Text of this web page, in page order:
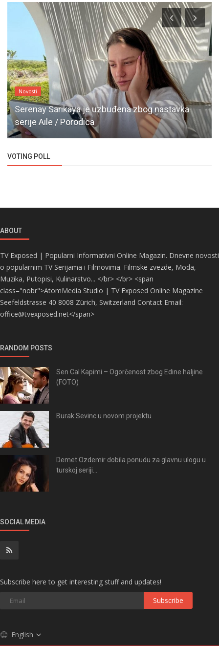
Novosti
Serenay Sarikaya je uzbuđena zbog nastavka
serije Aile / Porodica
VOTING POLL
ABOUT
TV Exposed | Popularni Informativni Online Magazin. Dnevne novosti
o popularnim TV Serijama i Filmovima. Filmske zvezde, Moda,
Muzika, Putopisi, Kulinarstvo... </br> </br> <span
class="nobr">AtomMedia Studio | TV Exposed Online Magazine
Seefeldstrasse 40 8008 Zürich, Switzerland Contact Email:
office@tvexposed.net</span>
RANDOM POSTS
Sen Cal Kapimi – Ogorčenost zbog Edine haljine
(FOTO)
Burak Sevinc u novom projektu
Demet Ozdemir dobila ponudu za glavnu ulogu u
turskoj seriji...
SOCIAL MEDIA
Subscribe here to get interesting stuff and updates!
Subscribe
English